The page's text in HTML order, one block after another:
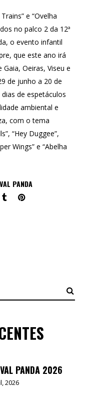
e “Ovelha
no palco 2 da 12ª
o evento infantil
que este ano irá
Oeiras, Viseu e
de junho a 20 de
de espetáculos
ambiental e
com o tema
“Hey Duggee”,
Wings” e “Abelha
PANDA
PANDA 2026
2026